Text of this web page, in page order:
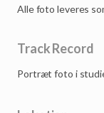
Alle foto leveres
Track Record
Portræt foto i